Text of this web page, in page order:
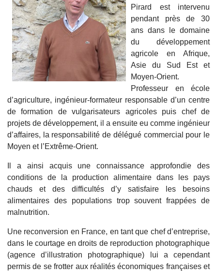
Pirard est intervenu
pendant près de 30
ans dans le domaine
du développement
agricole en Afrique,
Asie du Sud Est et
Moyen-Orient.
Professeur en école
d’agriculture, ingénieur-formateur responsable d’un centre
de formation de vulgarisateurs agricoles puis chef de
projets de développement, il a ensuite eu comme ingénieur
d’affaires, la responsabilité de délégué commercial pour le
Moyen et l’Extrême-Orient.
Il a ainsi acquis une connaissance approfondie des
conditions de la production alimentaire dans les pays
chauds et des difficultés d’y satisfaire les besoins
alimentaires des populations trop souvent frappées de
malnutrition.
Une reconversion en France, en tant que chef d’entreprise,
dans le courtage en droits de reproduction photographique
(agence d’illustration photographique) lui a cependant
permis de se frotter aux réalités économiques françaises et